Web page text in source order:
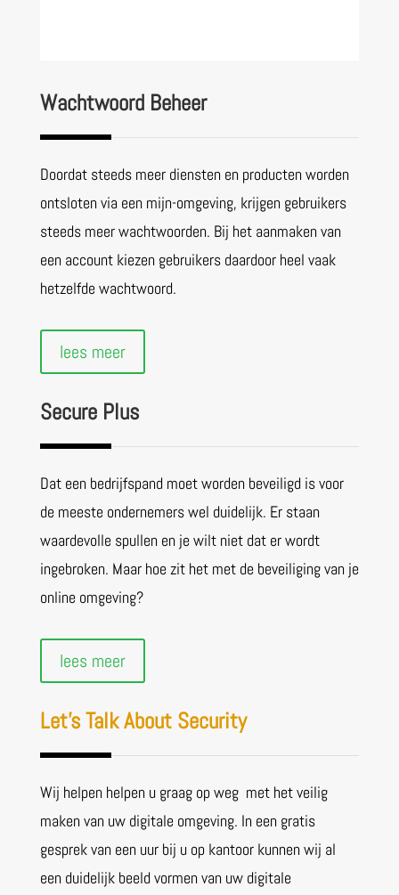
Wachtwoord Beheer
Doordat steeds meer diensten en producten worden
ontsloten via een mijn-omgeving, krijgen gebruikers
steeds meer wachtwoorden. Bij het aanmaken van
een account kiezen gebruikers daardoor heel vaak
hetzelfde wachtwoord.
lees meer
Secure Plus
Dat een bedrijfspand moet worden beveiligd is voor
de meeste ondernemers wel duidelijk. Er staan
waardevolle spullen en je wilt niet dat er wordt
ingebroken. Maar hoe zit het met de beveiliging van je
online omgeving?
lees meer
Let’s Talk About Security
Wij helpen helpen u graag op weg met het veilig
maken van uw digitale omgeving. In een gratis
gesprek van een uur bij u op kantoor kunnen wij al
een duidelijk beeld vormen van uw digitale